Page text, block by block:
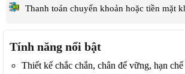
Thanh toán chuyển khoản hoặc tiền mặt
Tính năng nổi bật
Thiết kế chắc chắn, chân đế vững, hạn